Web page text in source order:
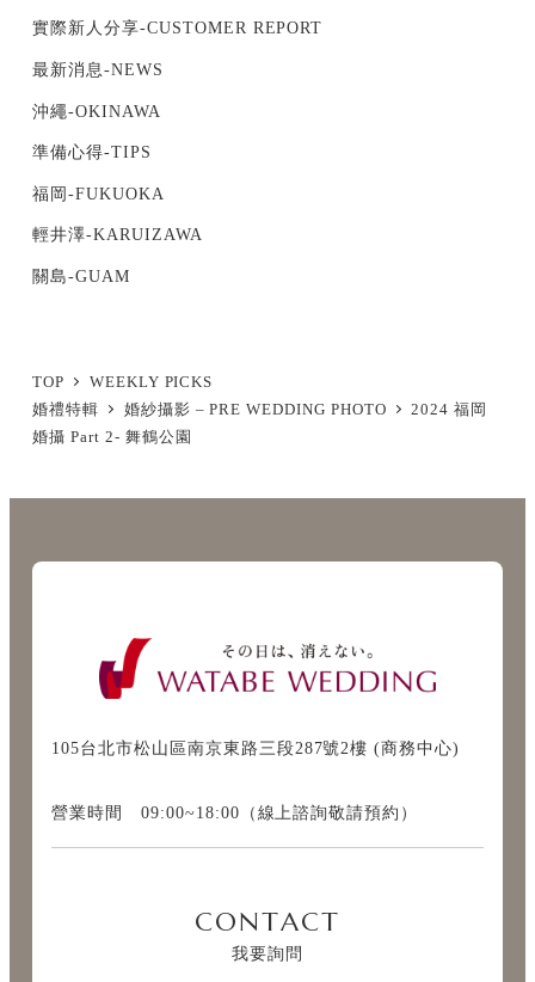
實際新人分享-CUSTOMER REPORT
最新消息-NEWS
沖繩-OKINAWA
準備心得-TIPS
福岡-FUKUOKA
輕井澤-KARUIZAWA
關島-GUAM
TOP
WEEKLY PICKS
婚禮特輯
婚紗攝影 – PRE WEDDING PHOTO
2024 福岡
婚攝 Part 2- 舞鶴公園
105台北市松山區南京東路三段287號2樓 (商務中心)
營業時間 09:00~18:00（線上諮詢敬請預約）
CONTACT
我要詢問